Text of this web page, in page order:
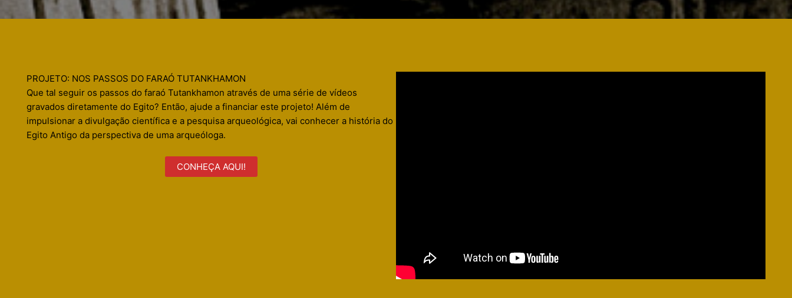
PROJETO: NOS PASSOS DO FARAÓ TUTANKHAMON
Que tal seguir os passos do faraó Tutankhamon através de uma série de vídeos
gravados diretamente do Egito? Então, ajude a financiar este projeto! Além de
impulsionar a divulgação científica e a pesquisa arqueológica, vai conhecer a história do
Egito Antigo da perspectiva de uma arqueóloga.
CONHEÇA AQUI!